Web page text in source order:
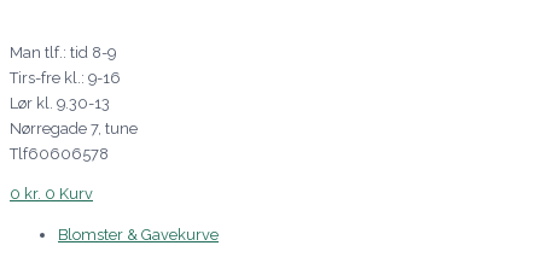
Man tlf.: tid 8-9
Tirs-fre kl.: 9-16
Lør kl. 9.30-13
Nørregade 7, tune
Tlf60606578
0 kr. 0 Kurv
Blomster & Gavekurve